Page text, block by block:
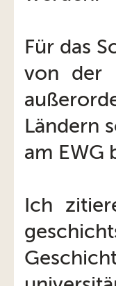
Für das
von der
Ländern
am EWG
Ich